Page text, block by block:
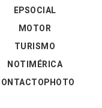
EPSOCIAL
MOTOR
TURISMO
NOTIMÉRICA